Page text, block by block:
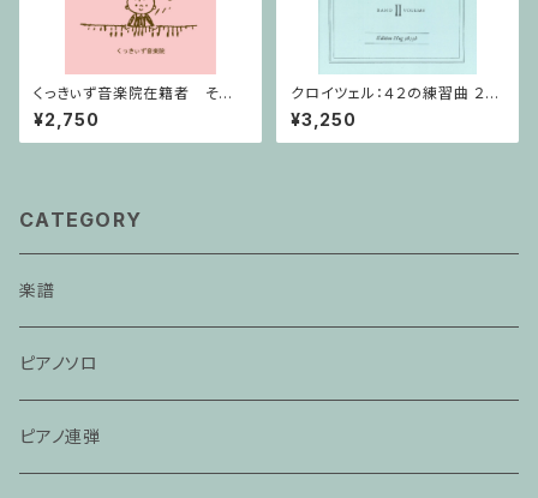
くっきぃず音楽院在籍者 その
他のご利用支払用商品 おば
けのぼうけん２巻
¥2,750
クロイツェル：４２の練習曲 ２巻
/ ヴァイオリン教本
¥3,250
CATEGORY
楽譜
ピアノソロ
ピアノ連弾